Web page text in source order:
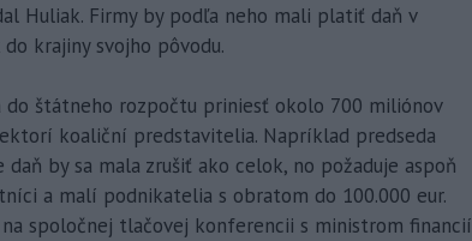
Huliak. Firmy by podľa neho mali platiť daň v
krajiny svojho pôvodu.
štátneho rozpočtu priniesť okolo 700 miliónov
koaliční predstavitelia. Napríklad predseda
daň by sa mala zrušiť ako celok, no požaduje aspoň
a malí podnikatelia s obratom do 100.000 eur.
na spoločnej tlačovej konferencii s ministrom financií